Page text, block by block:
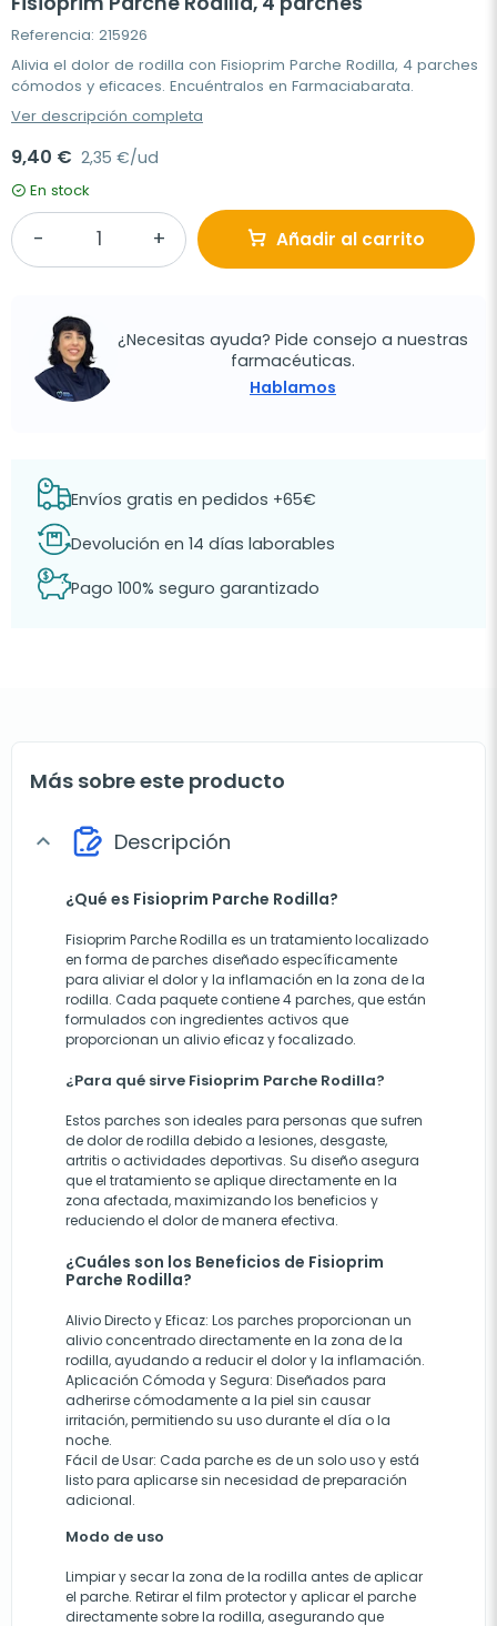
Referencia: 215926
Alivia el dolor de rodilla con Fisioprim Parche Rodilla, 4 parches
cómodos y eficaces. Encuéntralos en Farmaciabarata.
Ver descripción completa
9,40 € 2,35 €/ud
En stock
Añadir al carrito
¿Necesitas ayuda? Pide consejo a nuestras
farmacéuticas.
Hablamos
Envíos gratis en pedidos +65€
Devolución en 14 días laborables
Pago 100% seguro garantizado
Más sobre este producto
expand_more Descripción
¿Qué es Fisioprim Parche Rodilla?
Fisioprim Parche Rodilla es un tratamiento localizado
en forma de parches diseñado específicamente
para aliviar el dolor y la inflamación en la zona de la
rodilla. Cada paquete contiene 4 parches, que están
formulados con ingredientes activos que
proporcionan un alivio eficaz y focalizado.
¿Para qué sirve Fisioprim Parche Rodilla?
Estos parches son ideales para personas que sufren
de dolor de rodilla debido a lesiones, desgaste,
artritis o actividades deportivas. Su diseño asegura
que el tratamiento se aplique directamente en la
zona afectada, maximizando los beneficios y
reduciendo el dolor de manera efectiva.
¿Cuáles son los Beneficios de Fisioprim
Parche Rodilla?
Alivio Directo y Eficaz: Los parches proporcionan un
alivio concentrado directamente en la zona de la
rodilla, ayudando a reducir el dolor y la inflamación.
Aplicación Cómoda y Segura: Diseñados para
adherirse cómodamente a la piel sin causar
irritación, permitiendo su uso durante el día o la
noche.
Fácil de Usar: Cada parche es de un solo uso y está
listo para aplicarse sin necesidad de preparación
adicional.
Modo de uso
Limpiar y secar la zona de la rodilla antes de aplicar
el parche. Retirar el film protector y aplicar el parche
directamente sobre la rodilla, asegurando que